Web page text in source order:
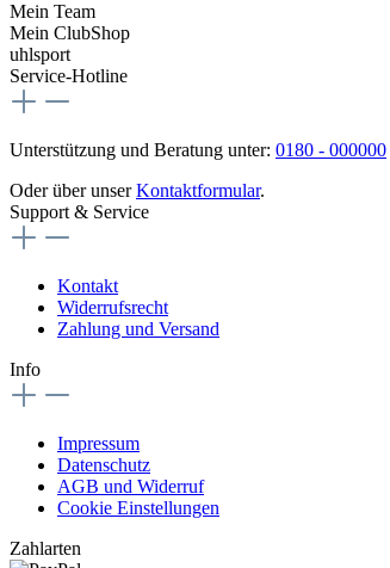
Mein Team
Mein ClubShop
uhlsport
Service-Hotline
Unterstützung und Beratung unter: 0180 - 000000
Oder über unserKontaktformular.
Support & Service
Kontakt
Widerrufsrecht
Zahlung und Versand
Info
Impressum
Datenschutz
AGB und Widerruf
Cookie Einstellungen
Zahlarten